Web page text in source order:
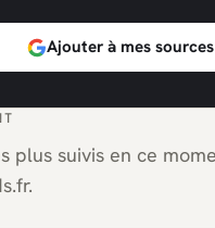
Ajouter à mes sources
plus suivis en ce